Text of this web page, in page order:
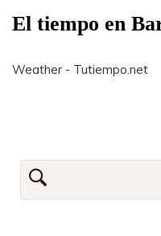
El tiempo en
Weather - Tutiempo.net